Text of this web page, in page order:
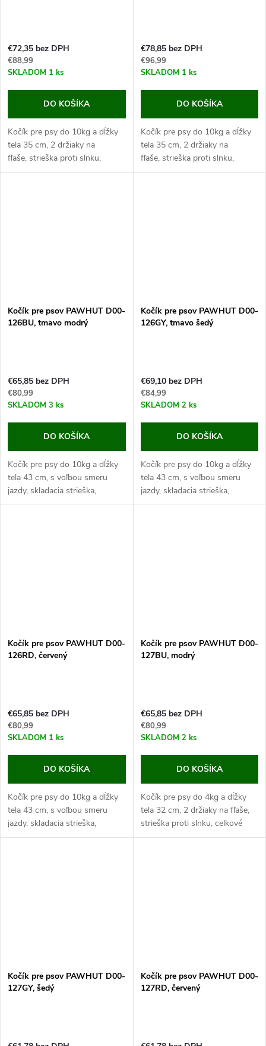
€72,35 bez DPH
€88,99
SKLADOM 1 ks
DO KOŠÍKA
Kočík pre psy do 10kg a dĺžky
tela 35 cm, 2 držiaky na
fľaše, strieška proti slnku,
celkové rozmery 75x45x97 cm.
€78,85 bez DPH
€96,99
SKLADOM 1 ks
DO KOŠÍKA
Kočík pre psy do 10kg a dĺžky
tela 35 cm, 2 držiaky na
fľaše, strieška proti slnku,
celkové rozmery 75x45x97 cm.
Kočík pre psov PAWHUT D00-
126BU, tmavo modrý
€65,85 bez DPH
€80,99
SKLADOM 3 ks
DO KOŠÍKA
Kočík pre psy do 10kg a dĺžky
tela 43 cm, s voľbou smeru
jazdy, skladacia strieška,
celkové rozmery 76,5x52x95
Kočík pre psov PAWHUT D00-
126GY, tmavo šedý
€69,10 bez DPH
€84,99
SKLADOM 2 ks
DO KOŠÍKA
Kočík pre psy do 10kg a dĺžky
tela 43 cm, s voľbou smeru
jazdy, skladacia strieška,
celkové rozmery 76,5x52x95
Kočík pre psov PAWHUT D00-
126RD, červený
€65,85 bez DPH
€80,99
SKLADOM 1 ks
DO KOŠÍKA
Kočík pre psy do 10kg a dĺžky
tela 43 cm, s voľbou smeru
jazdy, skladacia strieška,
celkové rozmery 76,5x52x95
Kočík pre psov PAWHUT D00-
127BU, modrý
€65,85 bez DPH
€80,99
SKLADOM 2 ks
DO KOŠÍKA
Kočík pre psy do 4kg a dĺžky
tela 32 cm, 2 držiaky na fľaše,
strieška proti slnku, celkové
rozmery 67x45x96 cm.
Kočík pre psov PAWHUT D00-
127GY, šedý
Kočík pre psov PAWHUT D00-
127RD, červený